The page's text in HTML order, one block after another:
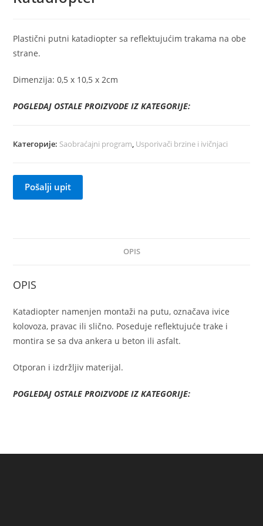
Plastični putni katadiopter sa reflektujućim trakama na obe
strane.
Dimenzija: 0,5 x 10,5 x 2cm
POGLEDAJ OSTALE PROIZVODE IZ KATEGORIJE:
Категорије: Saobraćajni program, Usporivači brzine i ivičnjaci
Pošalji upit
OPIS
OPIS
Katadiopter namenjen montaži na putu, označava ivice
kolovoza, pravac ili slično. Poseduje reflektujuće trake i
montira se sa dva ankera u beton ili asfalt.
Otporan i izdržljiv materijal.
POGLEDAJ OSTALE PROIZVODE IZ KATEGORIJE: